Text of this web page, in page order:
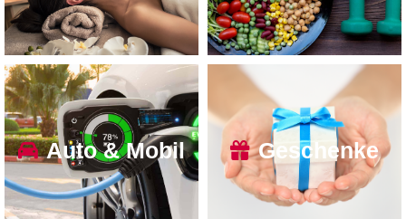
Auto & Mobil Geschenke